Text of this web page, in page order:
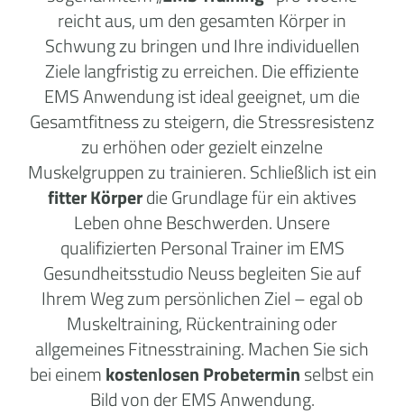
reicht aus, um den gesamten Körper in
Schwung zu bringen und Ihre individuellen
Ziele langfristig zu erreichen. Die effiziente
EMS Anwendung ist ideal geeignet, um die
Gesamtfitness zu steigern, die Stressresistenz
zu erhöhen oder gezielt einzelne
Muskelgruppen zu trainieren. Schließlich ist ein
fitter Körperdie Grundlage für ein aktives
Leben ohne Beschwerden. Unsere
qualifizierten Personal Trainer im EMS
Gesundheitsstudio Neuss begleiten Sie auf
Ihrem Weg zum persönlichen Ziel – egal ob
Muskeltraining, Rückentraining oder
allgemeines Fitnesstraining. Machen Sie sich
bei einemkostenlosen Probeterminselbst ein
Bild von der EMS Anwendung.